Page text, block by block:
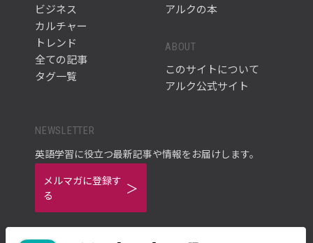
ビジネス
カルチャー
トレンド
全ての記事
タグ一覧
アルクの本
ABOUT
このサイトについて
アルク公式サイト
NEWSLETTER
英語学習に役立つ最新記事や情報をお届けします。
メルマガに登録す
る